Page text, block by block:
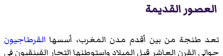
العصور القديمة
تعد طنجة من بين أقدم مدن المغرب، أسسها القرطاجيون
حوالي القرن العاشر قبل الميلاد واستوطنها التجار الفينقيون في